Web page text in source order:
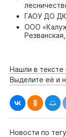
ГАОУ ДО
ООО
Нашли в тексте
Выделите её и
Новости по тегу